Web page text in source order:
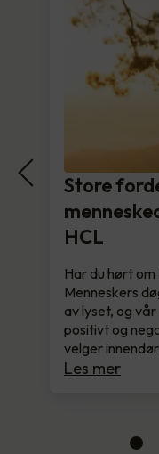
Store
HCL
Har du hørt
Menneskers
av lyset, og
positivt og
velger
Les mer